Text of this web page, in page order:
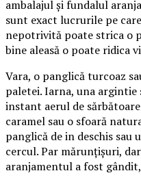
ambalajul și fundalul
sunt exact lucrurile pe
nepotrivită poate strica o
bine aleasă o poate ridica
Vara, o panglică turcoaz
paletei. Iarna, una argintie
instant aerul de
caramel sau o sfoară
panglică de in deschis
cercul. Par mărunțișuri,
aranjamentul a fost